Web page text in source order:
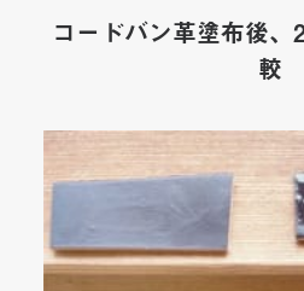
コードバン革塗布後
較